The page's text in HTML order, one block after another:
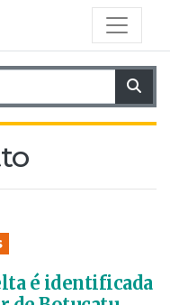
é identificada